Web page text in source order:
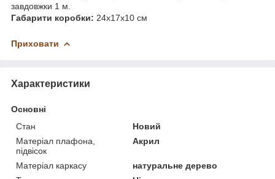
завдовжки 1 м.
Габарити коробки: 24х17х10 см
Приховати
Характеристики
Основні
Стан
Новий
Матеріал плафона,
підвісок
Акрил
Матеріал каркасу
натуральне дерево